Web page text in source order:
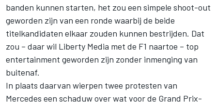
banden kunnen starten, het zou een simpele shoot-out
geworden zijn van een ronde waarbij de beide
titelkandidaten elkaar zouden kunnen bestrijden. Dat
zou – daar wil Liberty Media met de F1 naartoe – top
entertainment geworden zijn zonder inmenging van
buitenaf.
In plaats daarvan wierpen twee protesten van
Mercedes een schaduw over wat voor de Grand Prix-